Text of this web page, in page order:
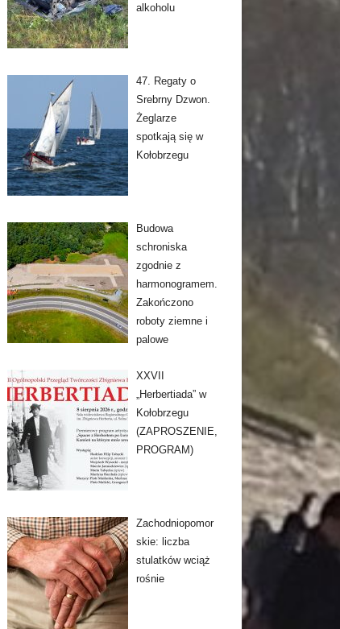
alkoholu
47. Regaty o
Srebrny Dzwon.
Żeglarze
spotkają się w
Kołobrzegu
Budowa
schroniska
zgodnie z
harmonogramem.
Zakończono
roboty ziemne i
palowe
XXVII
„Herbertiada” w
Kołobrzegu
(ZAPROSZENIE,
PROGRAM)
Zachodniopomor
skie: liczba
stulatków wciąż
rośnie